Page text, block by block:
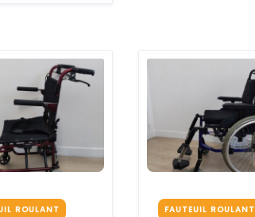
ROULANT FAUTEUIL ROULANT